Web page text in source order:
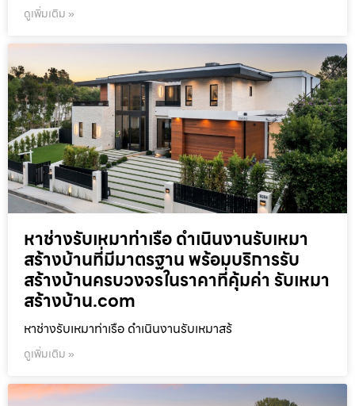
ดูเพิ่มเติม »
หาช่างรับเหมาท่าเรือ ดำเนินงานรับเหมา
สร้างบ้านที่มีมาตรฐาน พร้อมบริการรับ
สร้างบ้านครบวงจรในราคาที่คุ้มค่า รับเหมา
สร้างบ้าน.com
หาช่างรับเหมาท่าเรือ ดำเนินงานรับเหมาสร้
ดูเพิ่มเติม »